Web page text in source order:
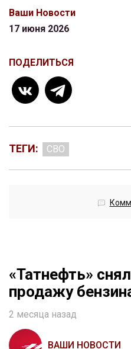
Ваши Новости
17 июня 2026
ПОДЕЛИТЬСЯ
ТЕГИ: СВО
«Татнефть»
продажу
2 месяца назад
ВАШИ НОВОСТИ